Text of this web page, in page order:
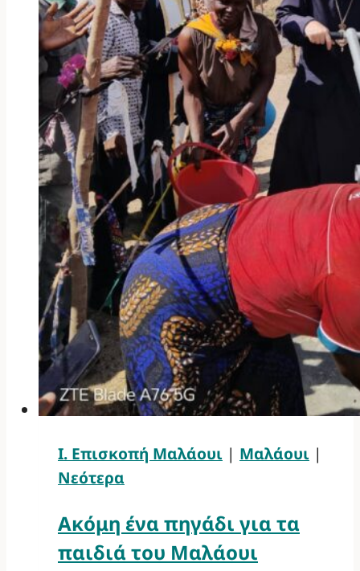
Ι. Επισκοπή Μαλάουι | Μαλάουι |
Νεότερα
Ακόμη ένα πηγάδι για τα
παιδιά του Μαλάουι